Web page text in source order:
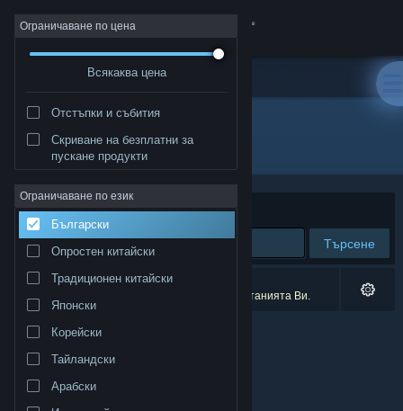
Вписване
Относно
Поддръжка
Смяна на езика
Ограничаване по цена
Всякаква цена
Отстъпки и събития
Скриване на безплатни за
пускане продукти
Ограничаване по език
Български
Опростен китайски
Традиционен китайски
Японски
Корейски
Тайландски
Арабски
Разработчик: Nauris Amatnieks
Сортиране по Съответстване
Търсене
0 резултата съответстват на търсенето Ви.
4 заглавия бяха изключени спрямо предпочитанията Ви.